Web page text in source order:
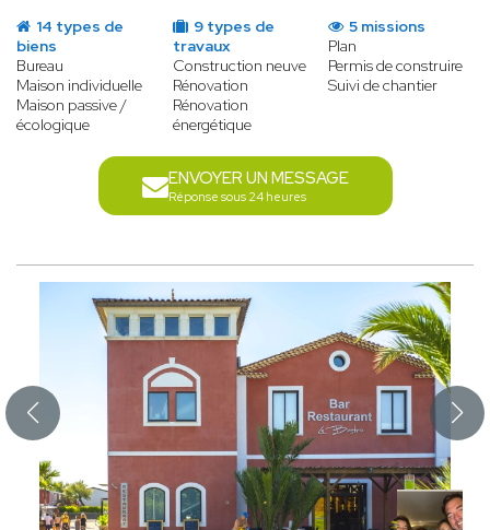
14 types de
biens
Bureau
Maison individuelle
Maison passive /
écologique
9 types de
travaux
Construction neuve
Rénovation
Rénovation
énergétique
5 missions
Plan
Permis de construire
Suivi de chantier
ENVOYER UN MESSAGE
Réponse sous 24 heures